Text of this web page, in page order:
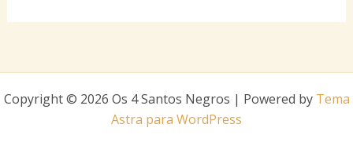
Copyright © 2026 Os 4 Santos Negros | Powered by Tema
Astra para WordPress